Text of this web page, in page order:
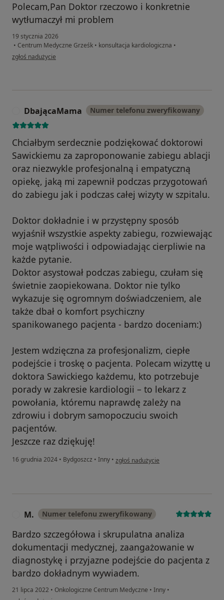
Polecam,Pan Doktor rzeczowo i konkretnie
wytłumaczył mi problem
19 stycznia 2026
• Centrum Medyczne Grześk • konsultacja kardiologiczna •
w opinii użytkownika Agnieszka
zgłoś nadużycie
DbającaMama Numer telefonu zweryfikowany
Chciałbym serdecznie podziękować doktorowi
Sawickiemu za zaproponowanie zabiegu ablacji
oraz niezwykle profesjonalną i empatyczną
opiekę, jaką mi zapewnił podczas przygotowań
do zabiegu jak i podczas całej wizyty w szpitalu.
Doktor dokładnie i w przystępny sposób
wyjaśnił wszystkie aspekty zabiegu, rozwiewając
moje wątpliwości i odpowiadając cierpliwie na
każde pytanie.
Doktor asystował podczas zabiegu, czułam się
świetnie zaopiekowana. Doktor nie tylko
wykazuje się ogromnym doświadczeniem, ale
także dbał o komfort psychiczny
spanikowanego pacjenta - bardzo doceniam:)
Jestem wdzięczna za profesjonalizm, ciepłe
podejście i troskę o pacjenta. Polecam wizyttę u
doktora Sawickiego każdemu, kto potrzebuje
porady w zakresie kardiologii – to lekarz z
powołania, któremu naprawdę zależy na
zdrowiu i dobrym samopoczuciu swoich
pacjentów.
Jeszcze raz dziękuję!
16 grudnia 2024 • Bydgoszcz • Inny • w opinii użytkownika DbającaMama
zgłoś nadużycie
M. Numer telefonu zweryfikowany
Bardzo szczegółowa i skrupulatna analiza
dokumentacji medycznej, zaangażowanie w
diagnostykę i przyjazne podejście do pacjenta z
bardzo dokładnym wywiadem.
21 lipca 2022 • Onkologiczne Centrum Medyczne • Inny •